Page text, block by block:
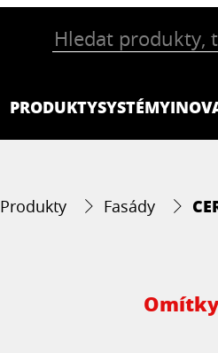
PRODUKTYSYSTÉMY
Produkty Fasády